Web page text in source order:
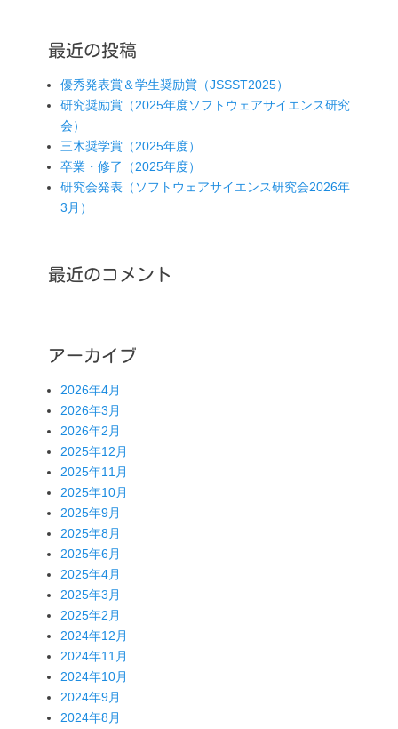
最近の投稿
優秀発表賞＆学生奨励賞（JSSST2025）
研究奨励賞（2025年度ソフトウェアサイエンス研究
会）
三木奨学賞（2025年度）
卒業・修了（2025年度）
研究会発表（ソフトウェアサイエンス研究会2026年
3月）
最近のコメント
アーカイブ
2026年4月
2026年3月
2026年2月
2025年12月
2025年11月
2025年10月
2025年9月
2025年8月
2025年6月
2025年4月
2025年3月
2025年2月
2024年12月
2024年11月
2024年10月
2024年9月
2024年8月